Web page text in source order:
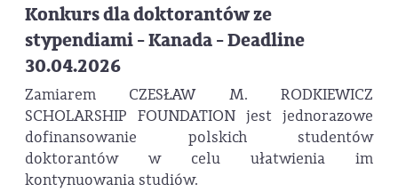
Konkurs dla doktorantów ze
stypendiami - Kanada - Deadline
30.04.2026
Zamiarem CZESŁAW M. RODKIEWICZ
SCHOLARSHIP FOUNDATION jest jednorazowe
dofinansowanie polskich studentów
doktorantów w celu ułatwienia im
kontynuowania studiów.